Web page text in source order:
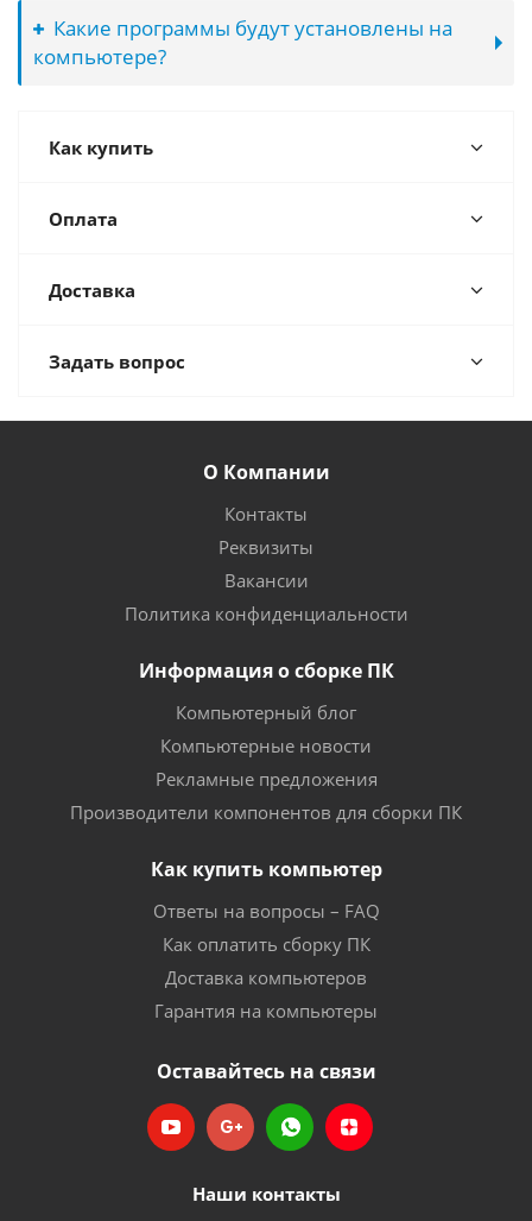
Какие программы будут установлены на
компьютере?
Как купить
Оплата
Доставка
Задать вопрос
О Компании
Контакты
Реквизиты
Вакансии
Политика конфиденциальности
Информация о сборке ПК
Компьютерный блог
Компьютерные новости
Рекламные предложения
Производители компонентов для сборки ПК
Как купить компьютер
Ответы на вопросы – FAQ
Как оплатить сборку ПК
Доставка компьютеров
Гарантия на компьютеры
Оставайтесь на связи
Наши контакты